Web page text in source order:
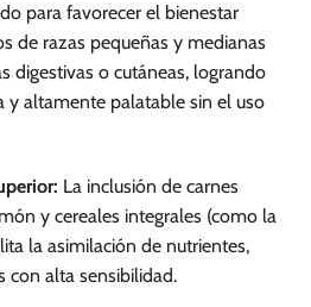
para favorecer el bienestar
de razas pequeñas y medianas
digestivas o cutáneas, logrando
y altamente palatable sin el uso
La inclusión de carnes
y cereales integrales (como la
la asimilación de nutrientes,
con alta sensibilidad.